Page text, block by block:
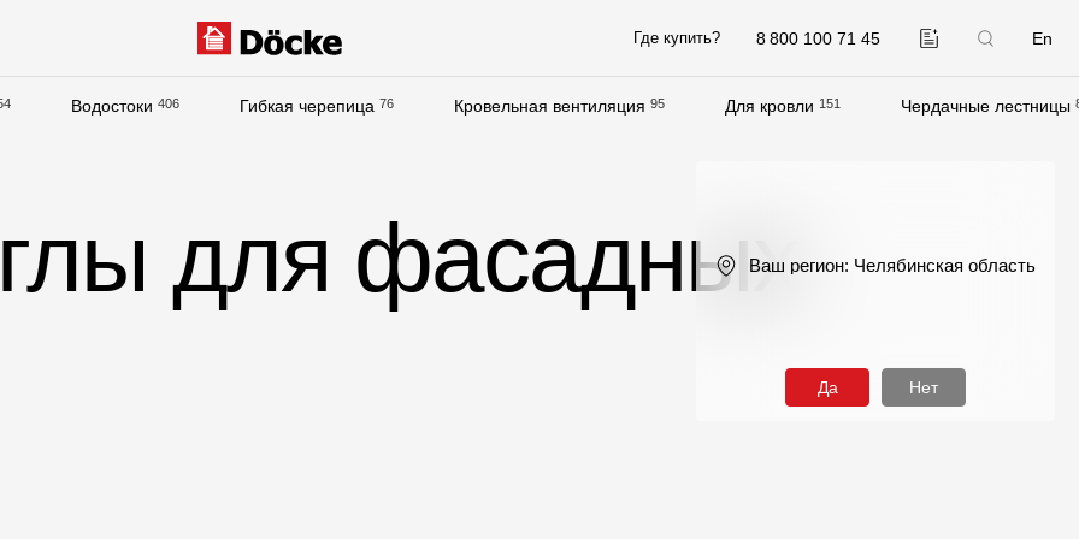
8 800 100 71 45 En
Где купить?
Водостоки 406 Гибкая черепица 76 Кровельная вентиляция 95 Для кровли 151 Чердачные лестницы
Инструкции по монтажу
Технические листы
Контакты
Контроль качества кровли
Отправка рекламации
для фасадныхВаш регион: Челябинская область
Да Нет